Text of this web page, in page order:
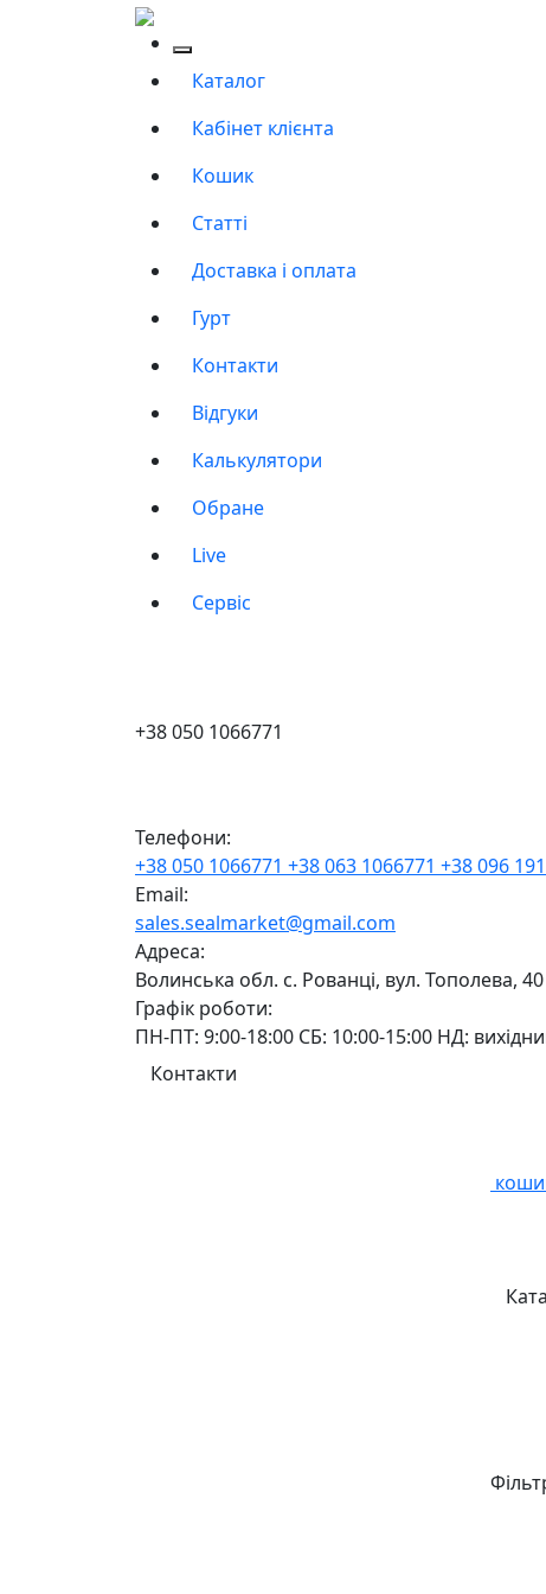
Каталог
Кабінет клієнта
Кошик
Статті
Доставка і оплата
Гурт
Контакти
Відгуки
Калькулятори
Обране
Live
Сервіс
+38 050 1066771
Телефони:
+38 050 1066771 +38 063 1066771 +38 096
Email:
sales.sealmarket@gmail.com
Адреса:
Волинська обл. с. Рованці, вул. Тополева, 40
Графік роботи:
ПН-ПТ: 9:00-18:00 СБ: 10:00-15:00 НД:
Контакти